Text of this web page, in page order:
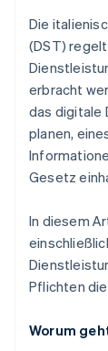
Die
(DST)
erbracht
das digitale
planen,
Gesetz
In diesem
Pflichten
Worum